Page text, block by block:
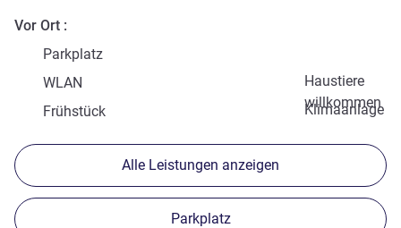
Vor Ort
Parkplatz
Haustiere
willkommen
WLAN
Klimaanlage
Frühstück
Alle Leistungen anzeigen
Parkplatz